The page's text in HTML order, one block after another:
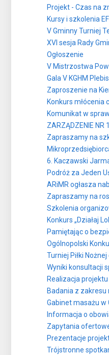
Projekt - Czas na
Kursy i szkolenia
V Gminny Turniej
XVI sesja Rady
Ogłoszenie
V Mistrzostwa
Gala V KGHM
Zaproszenie na
Konkurs
Komunikat w
ZARZĄDZENIE
Zapraszamy na
6. Kaczawski
Podróż za Jeden
ARiMR ogłasza
Zapraszamy na
Szkolenia
Konkurs „Działaj
Pamiętając o
Ogólnopolski
Turniej Piłki Nożnej
Wyniki konsultacji
Realizacja
Badania z zakresu
Gabinet masażu w
Informacja o
Zapytania
Prezentacje
Trójstronne